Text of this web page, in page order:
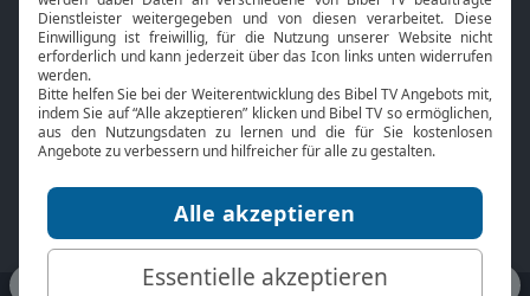
Bibel TV
Über uns
Jobs
Mediadaten
Service
Kontakt
TV-Empfang